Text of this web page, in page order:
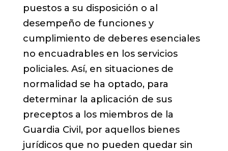
puestos a su disposición o al
desempeño de funciones y
cumplimiento de deberes esenciales
no encuadrables en los servicios
policiales. Así, en situaciones de
normalidad se ha optado, para
determinar la aplicación de sus
preceptos a los miembros de la
Guardia Civil, por aquellos bienes
jurídicos que no pueden quedar sin